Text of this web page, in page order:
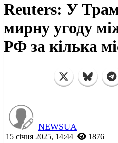
Reuters: У
мирну угоду
РФ за кілька
NEWSUA
15 січня 2025, 14:44 1876